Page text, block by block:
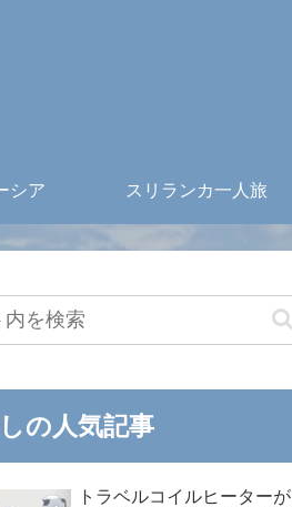
シア スリランカ一人旅
の人気記事
トラベルコイルヒーターが